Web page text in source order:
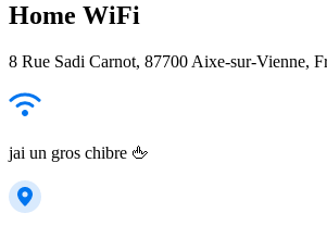
Home WiFi
8 Rue Sadi Carnot, 87700 Aixe-sur-Vienne,
jai un gros chibre 🖕